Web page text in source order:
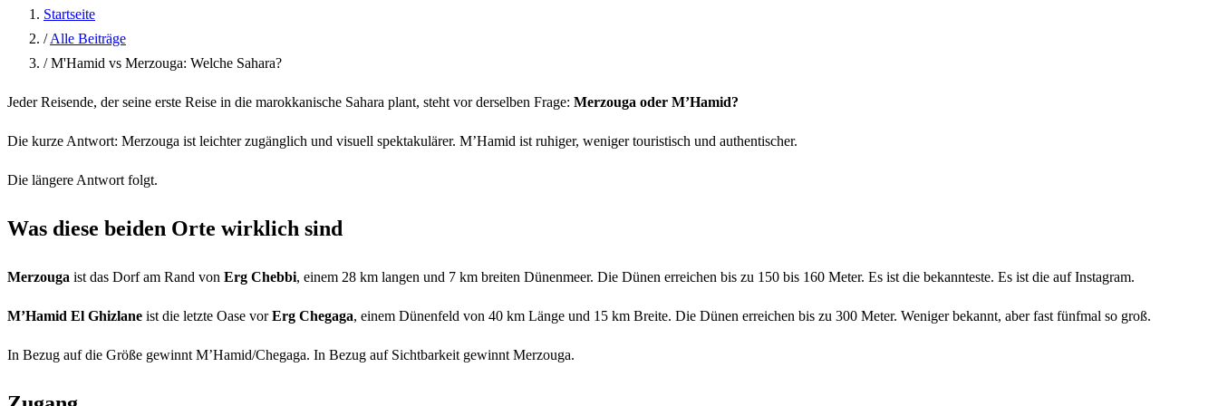
Startseite
/ Alle Beiträge
/ M'Hamid vs Merzouga: Welche Sahara?
Jeder Reisende, der seine erste Reise in die marokkanische Sahara plant, steht vor derselben Frage: Merzouga oder M’Hamid?
Die kurze Antwort: Merzouga ist leichter zugänglich und visuell spektakulärer. M’Hamid ist ruhiger, weniger touristisch und authentischer.
Die längere Antwort folgt.
Was diese beiden Orte wirklich sind
Merzouga ist das Dorf am Rand von Erg Chebbi, einem 28 km langen und 7 km breiten Dünenmeer. Die Dünen erreichen bis zu 150 bis 160 Meter. Es ist die bekannteste. Es ist die auf Instagram.
M’Hamid El Ghizlane ist die letzte Oase vorErg Chegaga, einem Dünenfeld von 40 km Länge und 15 km Breite. Die Dünen erreichen bis zu 300 Meter. Weniger bekannt, aber fast fünfmal so groß.
In Bezug auf die Größe gewinnt M’Hamid/Chegaga. In Bezug auf Sichtbarkeit gewinnt Merzouga.